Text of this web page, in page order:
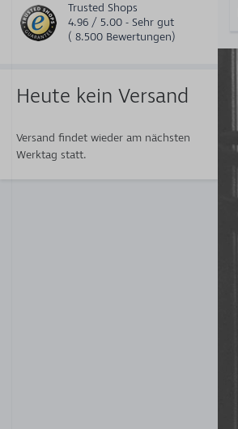
Trusted Shops
4.96 / 5.00 - Sehr gut
( 8.500 Bewertungen)
Heute kein Versand
Versand findet wieder am nächsten
Werktag statt.